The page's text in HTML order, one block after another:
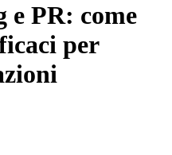
PR: come
per